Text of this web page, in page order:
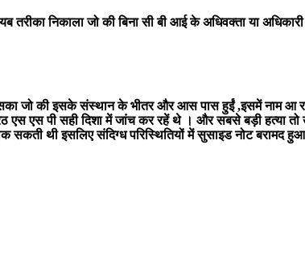
निकाला जो की बिना सी बी आई के अधिवक्ता या
जो की इसके संस्थान के भीतर और आस पास हुईं ,इसमें नाम आ
एस एस पी सही दिशा में जांच कर रहें थे । और सबसे बड़ी हत्या
थी इसलिए संदिग्ध परिस्थितियों में सुसाइड नोट बरामद हुआ